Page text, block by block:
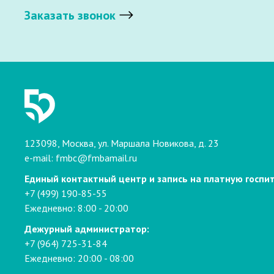
Заказать звонок
123098, Москва, ул. Маршала Новикова, д. 23
e-mail: fmbc@fmbamail.ru
Единый контактный центр и запись на платную
+7 (499) 190-85-55
Ежедневно: 8:00 - 20:00
Дежурный администратор:
+7 (964) 725-31-84
Ежедневно: 20:00 - 08:00